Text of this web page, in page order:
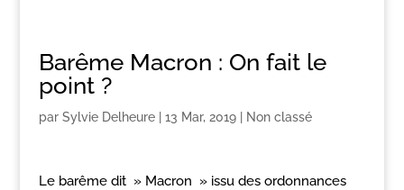
Barême Macron : On fait le
point ?
par Sylvie Delheure| 13 Mar, 2019| Non classé
Le barême dit » Macron » issu des ordonnances